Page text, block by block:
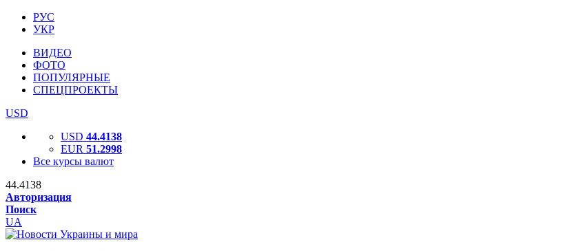
РУС
УКР
ВИДЕО
ФОТО
ПОПУЛЯРНЫЕ
СПЕЦПРОЕКТЫ
USD
USD 44.4138
EUR 51.2998
Все курсы валют
44.4138
Авторизация
Поиск
UA